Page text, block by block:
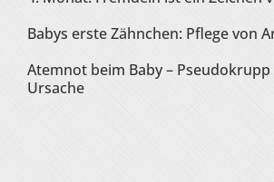
Babys erste Zähnchen: Pflege von
Atemnot beim Baby –
Ursache